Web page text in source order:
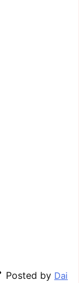
Posted by Dai